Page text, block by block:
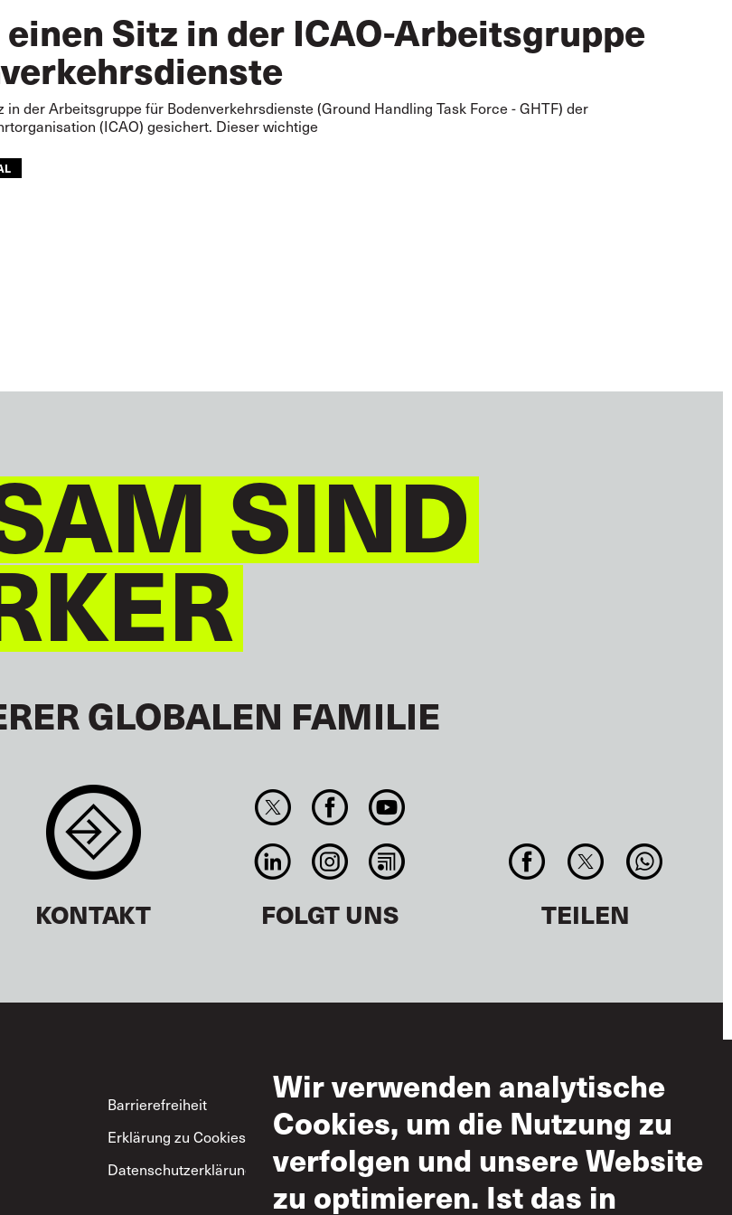
Sitz in der ICAO-Arbeitsgruppe
in der Arbeitsgruppe für Bodenverkehrsdienste (Ground Handling Task Force - GHTF) der
(ICAO) gesichert. Dieser wichtige
SIND
GLOBALEN FAMILIE
KONTAKT FOLGT UNS TEILEN
Footer
Barrierefreiheit
Nutzungsbedingungen
Erklärung zu Cookies
Zulässige Nutzung
Datenschutzerklärung
ITF-
Grundsatzerklärung
zum gegenseitigen
Wir verwenden analytische
Cookies, um die Nutzung zu
verfolgen und unsere Website
zu optimieren. Ist das in